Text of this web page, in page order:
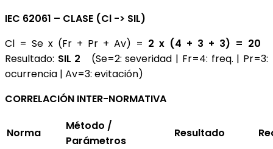
IEC 62061 – CLASE (Cl -> SIL)
Cl = Se x (Fr + Pr + Av) = 2 x (4 + 3 + 3) = 20
Resultado: SIL 2 (Se=2: severidad | Fr=4: freq. | Pr=3:
ocurrencia | Av=3: evitación)
CORRELACIÓN INTER-NORMATIVA
Norma
Método /
Parámetros
Resultado